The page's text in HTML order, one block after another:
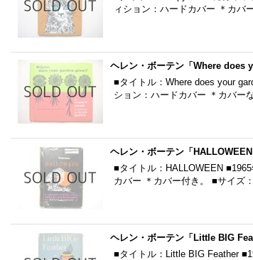
ィション：ハードカバー ＊カ
ヘレン・ボーテン「Where does
■タイトル：Where does your
ション：ハードカバー ＊カバー
ヘレン・ボーテン「
■タイトル：HALLOWEEN
カバー ＊カバー付き。 ■サイズ
ヘレン・ボーテン「Little BIG
■タイトル：Little BIG Feather